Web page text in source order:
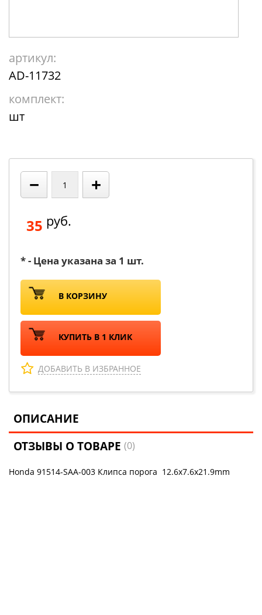
артикул:
AD-11732
комплект:
шт
− +
35 руб.
* - Цена указана за 1 шт.
В КОРЗИНУ
КУПИТЬ В 1 КЛИК
ДОБАВИТЬ В ИЗБРАННОЕ
ОПИСАНИЕ
ОТЗЫВЫ О ТОВАРЕ(0)
Honda 91514-SAA-003 Клипса порога 12.6x7.6x21.9mm